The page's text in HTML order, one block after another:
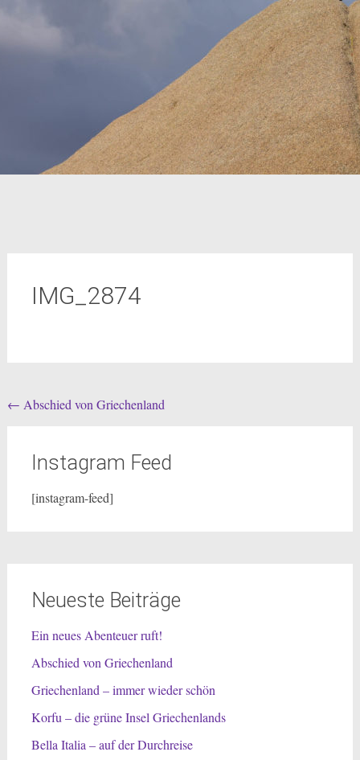
IMG_2874
Post
← Abschied von Griechenland
Instagram Feed
[instagram-feed]
Neueste Beiträge
Ein neues Abenteuer ruft!
Abschied von Griechenland
Griechenland – immer wieder schön
Korfu – die grüne Insel Griechenlands
Bella Italia – auf der Durchreise